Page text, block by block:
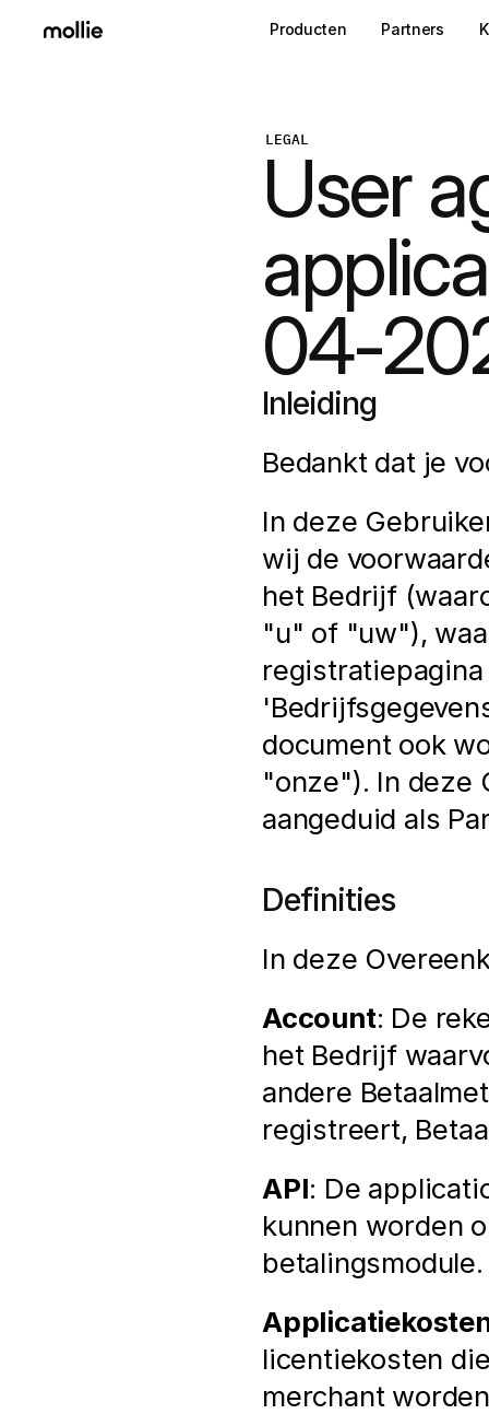
LEGAL
User
04-
Inleiding
Bedankt dat je
In deze
wij de
het Bedrijf
"u" of "uw"),
document ook
"onze"). In deze
aangeduid als
Definities
In deze
Account: De
het Bedrijf
andere
registreert,
API: De
kunnen worden
betalingsmodule.
licentiekosten
merchant
Producten Partners